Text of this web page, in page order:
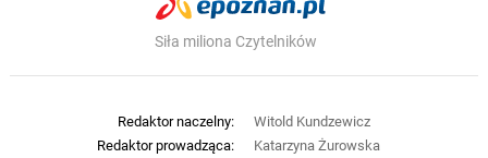
Siła miliona Czytelników
Redaktor naczelny:
Witold Kundzewicz
Redaktor prowadząca:
Katarzyna Żurowska